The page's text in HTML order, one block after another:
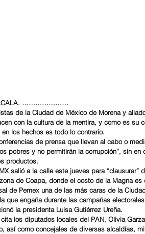
ALCALA. …………………
de la Ciudad de México de Morena y
con la cultura de la mentira, y como es su
los hechos es todo lo contrario.
de prensa que llevan al cabo o
pobres y no permitirán la corrupción”, sin
productos.
salió a la calle este jueves para “clausurar”
de Coapa, donde el costo de la Magna
de Pemex una de las más caras de la
que engaña durante las campañas
la presidenta Luisa Gutiérrez Ureña.
los diputados locales del PAN, Olivia
así como concejales de diversas alcaldías,